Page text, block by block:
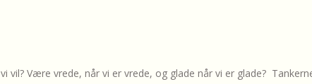
vil? Være vrede, når vi er vrede, og glade når vi er glade?